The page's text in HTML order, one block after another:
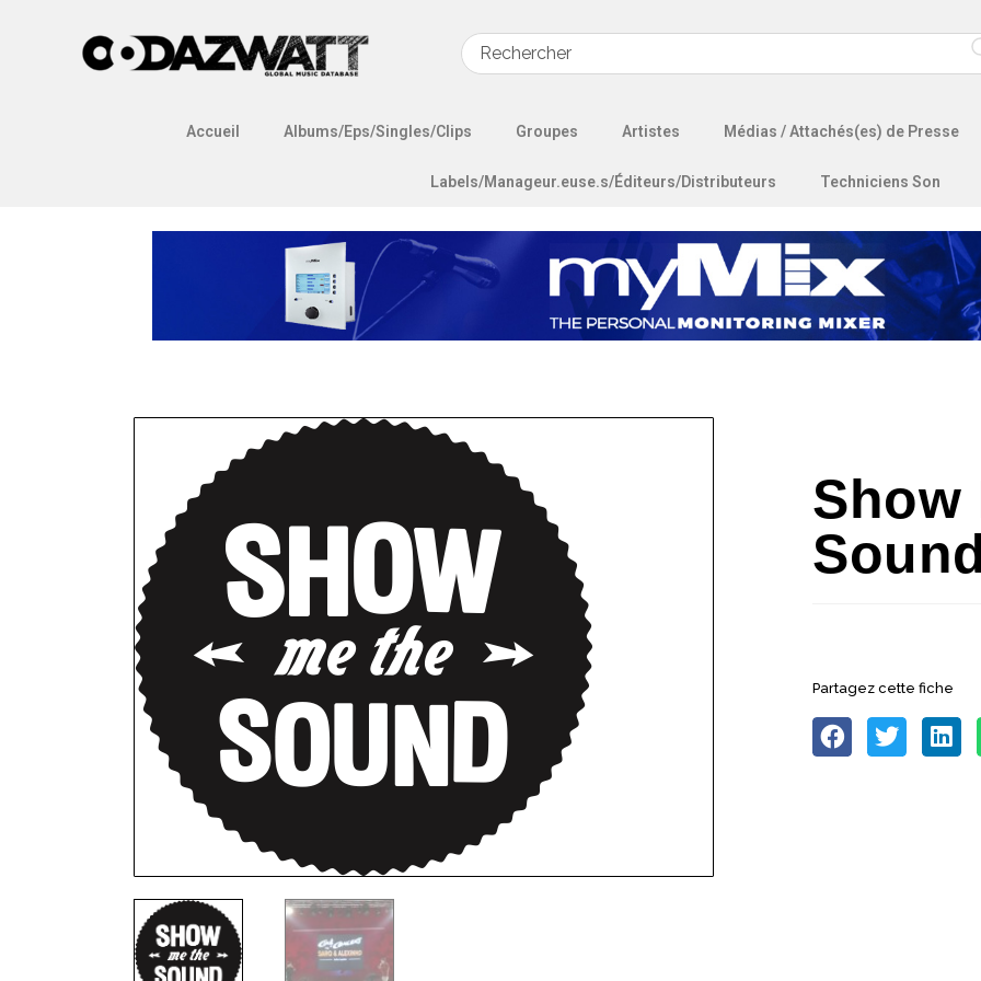
Accueil Albums/Eps/Singles/Clips Groupes Artistes Médias / Attachés(es) de Presse
Labels/Manageur.euse.s/Éditeurs/Distributeurs Techniciens Son
Show
Partagez cette fiche